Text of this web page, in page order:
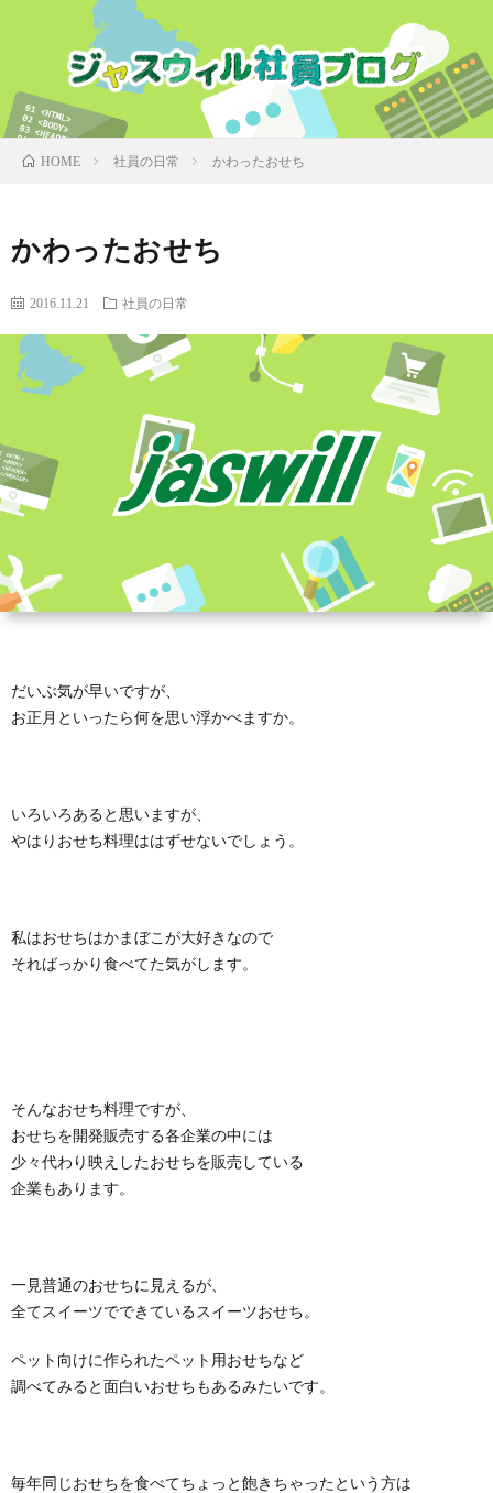
HOME 社員の日常 かわったおせち
かわったおせち
2016.11.21 社員の日常
だいぶ気が早いですが、
お正月といったら何を思い浮かべますか。
いろいろあると思いますが、
やはりおせち料理ははずせないでしょう。
私はおせちはかまぼこが大好きなので
そればっかり食べてた気がします。
そんなおせち料理ですが、
おせちを開発販売する各企業の中には
少々代わり映えしたおせちを販売している
企業もあります。
一見普通のおせちに見えるが、
全てスイーツでできているスイーツおせち。
ペット向けに作られたペット用おせちなど
調べてみると面白いおせちもあるみたいです。
毎年同じおせちを食べてちょっと飽きちゃったという方は